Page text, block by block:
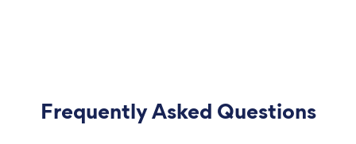
Frequently Asked Questions